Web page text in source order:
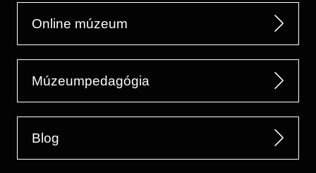
Online múzeum
Múzeumpedagógia
Blog